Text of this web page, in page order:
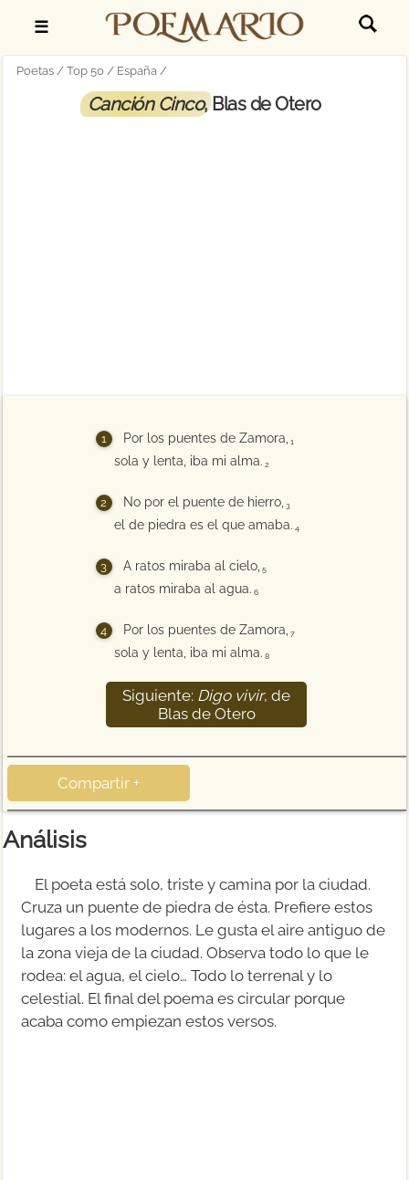
☰
Poetas Top 50 España
Canción Cinco, Blas de Otero
Por los puentes de Zamora, 1
sola y lenta, iba mi alma. 2
No por el puente de hierro, 3
el de piedra es el que amaba. 4
A ratos miraba al cielo, 5
a ratos miraba al agua. 6
Por los puentes de Zamora, 7
sola y lenta, iba mi alma. 8
Siguiente: Digo vivir, de
Blas de Otero
Compartir +
Análisis
El poeta está solo, triste y camina por la ciudad.
Cruza un puente de piedra de ésta. Prefiere estos
lugares a los modernos. Le gusta el aire antiguo de
la zona vieja de la ciudad. Observa todo lo que le
rodea: el agua, el cielo… Todo lo terrenal y lo
celestial. El final del poema es circular porque
acaba como empiezan estos versos.